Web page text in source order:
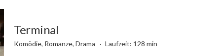
Terminal
Komödie, Romanze, Drama Laufzeit: 128 min